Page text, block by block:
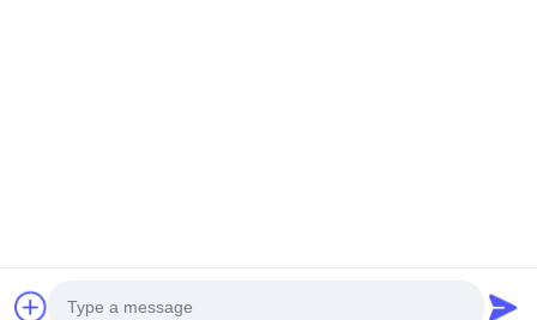
Auteursrecht © 2015-2026 ROSCHEN GROUP Alle rechten. Gebeurd.